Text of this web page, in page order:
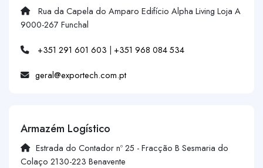
Rua da Capela do Amparo Edifício Alpha Living Loja A
9000-267 Funchal
+351 291 601 603 | +351 968 084 534
geral@exportech.com.pt
Armazém Logístico
Estrada do Contador nº 25 - Fracção B Sesmaria do
Colaço 2130-223 Benavente